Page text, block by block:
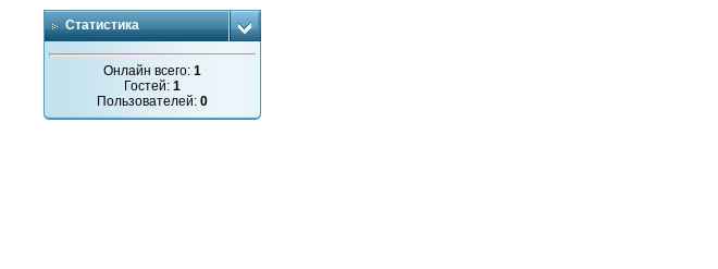
Статистика
Онлайн всего: 1
Гостей: 1
Пользователей: 0